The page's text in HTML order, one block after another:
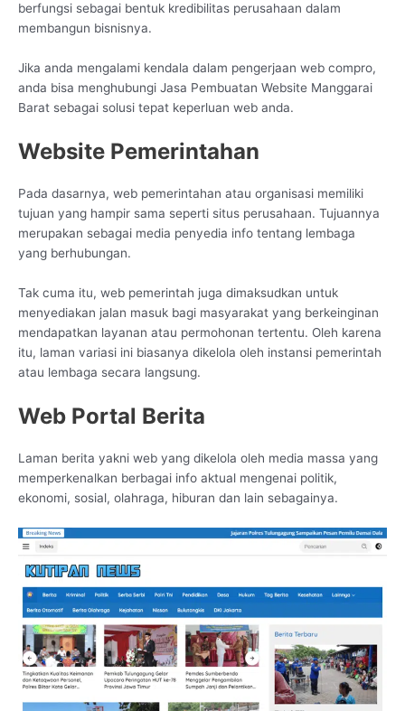
berfungsi sebagai bentuk kredibilitas perusahaan dalam
membangun bisnisnya.
Jika anda mengalami kendala dalam pengerjaan web compro,
anda bisa menghubungi Jasa Pembuatan Website Manggarai
Barat sebagai solusi tepat keperluan web anda.
Website Pemerintahan
Pada dasarnya, web pemerintahan atau organisasi memiliki
tujuan yang hampir sama seperti situs perusahaan. Tujuannya
merupakan sebagai media penyedia info tentang lembaga
yang berhubungan.
Tak cuma itu, web pemerintah juga dimaksudkan untuk
menyediakan jalan masuk bagi masyarakat yang berkeinginan
mendapatkan layanan atau permohonan tertentu. Oleh karena
itu, laman variasi ini biasanya dikelola oleh instansi pemerintah
atau lembaga secara langsung.
Web Portal Berita
Laman berita yakni web yang dikelola oleh media massa yang
memperkenalkan berbagai info aktual mengenai politik,
ekonomi, sosial, olahraga, hiburan dan lain sebagainya.